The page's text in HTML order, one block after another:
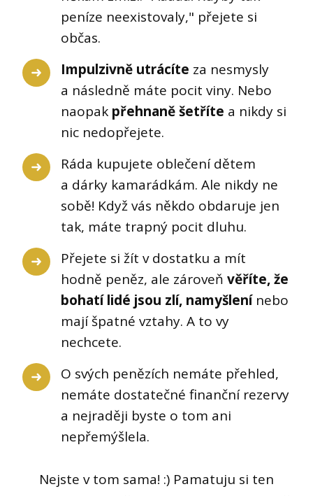
peníze neexistovaly," přejete si
občas.
Impulzivně utrácíte za nesmysly
a následně máte pocit viny. Nebo
naopak přehnaně šetříte a nikdy si
nic nedopřejete.
Ráda kupujete oblečení dětem
a dárky kamarádkám. Ale nikdy ne
sobě! Když vás někdo obdaruje jen
tak, máte trapný pocit dluhu.
Přejete si žít v dostatku a mít
hodně peněz, ale zároveňvěříte, že
bohatí lidé jsou zlí, namyšlení nebo
mají špatné vztahy. A to vy
nechcete.
O svých penězích nemáte přehled,
nemáte dostatečné finanční rezervy
a nejraději byste o tom ani
nepřemýšlela.
Nejste v tom sama! :) Pamatuju si ten